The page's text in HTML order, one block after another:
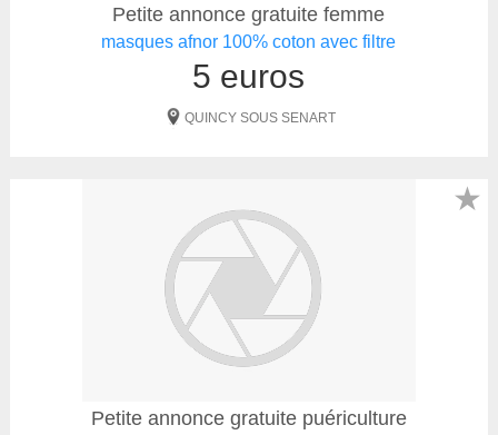
Petite annonce gratuite femme
masques afnor 100% coton avec filtre
5 euros
QUINCY SOUS SENART
Petite annonce gratuite puériculture
★